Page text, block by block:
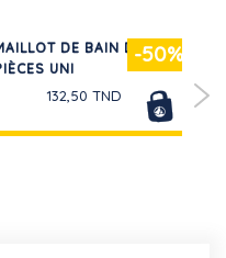
-50%
DE BAIN DEUX
UNI
132,50 TND
AU